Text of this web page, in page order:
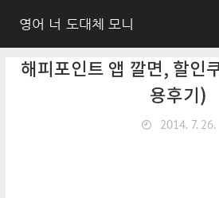
영어 너 도대체 모니
해피포인트 앱 깔면, 할인
용후기)
2014. 7. 26.